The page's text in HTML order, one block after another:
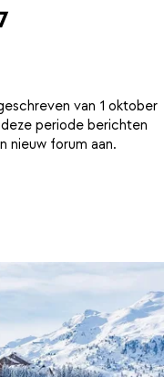
van 1 oktober
periode berichten
nieuw forum aan.